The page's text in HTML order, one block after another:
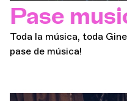
Pase
Toda la música, toda
pase de música!